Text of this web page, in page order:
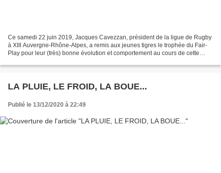
Ce samedi 22 juin 2019, Jacques Cavezzan, président de la ligue de Rugby
à XIII Auvergne-Rhône-Alpes, a remis aux jeunes tigres le trophée du Fair-
Play pour leur (très) bonne évolution et comportement au cours de cette
LA PLUIE, LE FROID, LA BOUE...
Publié le 13/12/2020 à 22:49